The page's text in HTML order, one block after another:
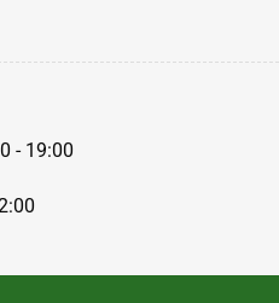
- 19:00